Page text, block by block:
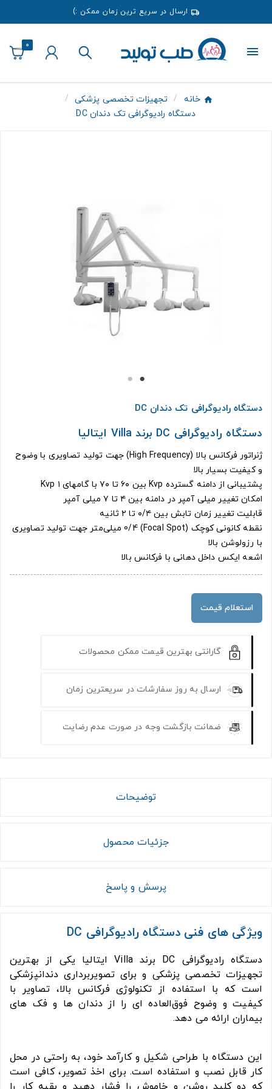
ارسال در سریع ترین زمان ممکن :)
0
خانه
تجهیزات تخصصی پزشکی
دستگاه رادیوگرافی تک دندان DC
دستگاه رادیوگرافی تک دندان DC
دستگاه رادیوگرافی DC برند Villa ایتالیا
ژنراتور فرکانس بالا (High Frequency) جهت تولید تصاویری با وضوح
و کیفیت بسیار بالا
پشتیبانی از دامنه گسترده Kvp بین ۶۰ تا ۷۰ با گامهای ۱ Kvp
امکان تغییر میلی آمپر در دامنه بین ۴ تا ۷ میلی آمپر
قابلیت تغییر زمان تابش بین ۰/۴ تا ۲ ثانیه
نقطه کانونی کوچک (Focal Spot) 0/4 میلی‌متر جهت تولید تصاویری
با رزولوشن بالا
اشعه ایکس داخل دهانی با فرکانس بالا
استعلام قیمت
گارانتی بهترین قیمت ممکن محصولات
ارسال به روز سفارشات در سریعترین زمان
ضمانت بازگشت وجه در صورت عدم رضایت
توضیحات
جزئیات محصول
پرسش و پاسخ
ویژگی های فنی دستگاه رادیوگرافی DC
دستگاه رادیوگرافی DC برند Villa ایتالیا یکی از بهترین
تجهیزات تخصصی پزشکی و برای تصویربرداری دندانپزشکی
است که با استفاده از تکنولوژی فرکانس بالا، تصاویر با
کیفیت و وضوح فوق‌العاده ای را از دندان ها و فک های
بیماران ارائه می دهد.
این دستگاه با طراحی شکیل و کارآمد خود، به راحتی در محل
کار قابل نصب و استفاده است. برای اخذ تصویر، کافی است